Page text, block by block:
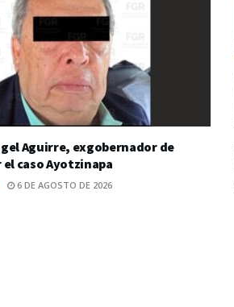
Aguirre, exgobernador de
caso Ayotzinapa
6 DE AGOSTO DE 2026